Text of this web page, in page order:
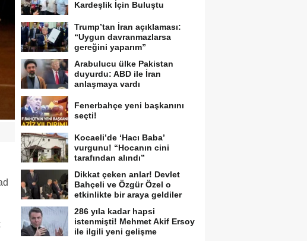
Kardeşlik İçin Buluştu
Trump’tan İran açıklaması:
“Uygun davranmazlarsa
gereğini yaparım”
Arabulucu ülke Pakistan
duyurdu: ABD ile İran
anlaşmaya vardı
Fenerbahçe yeni başkanını
seçti!
Kocaeli’de ‘Hacı Baba’
vurgunu! “Hocanın cini
tarafından alındı”
Dikkat çeken anlar! Devlet
Bahçeli ve Özgür Özel o
etkinlikte bir araya geldiler
286 yıla kadar hapsi
istenmişti! Mehmet Akif Ersoy
ile ilgili yeni gelişme